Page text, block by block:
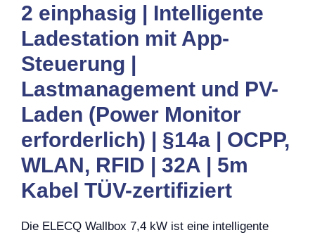
2 einphasig | Intelligente
Ladestation mit App-
Steuerung |
Lastmanagement und PV-
Laden (Power Monitor
erforderlich) | §14a | OCPP,
WLAN, RFID | 32A | 5m
Kabel TÜV-zertifiziert
Die ELECQ Wallbox 7,4 kW ist eine intelligente